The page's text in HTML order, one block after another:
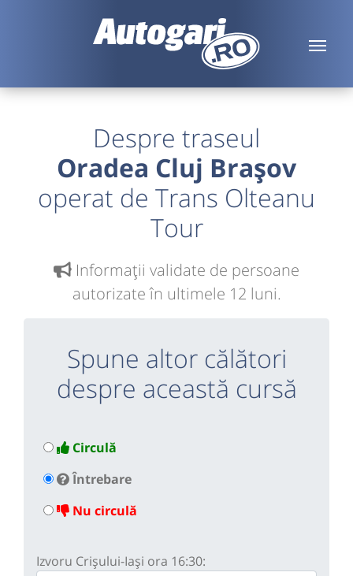
Despre traseul
Oradea Cluj Brașov
operat de Trans Olteanu
Tour
Informaţii validate de persoane
autorizate în ultimele 12 luni.
Spune altor călători
despre această cursă
Circulă
Întrebare
Nu circulă
Izvoru Crișului-Iași ora 16:30: